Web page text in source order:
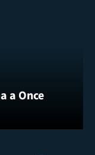
a Once